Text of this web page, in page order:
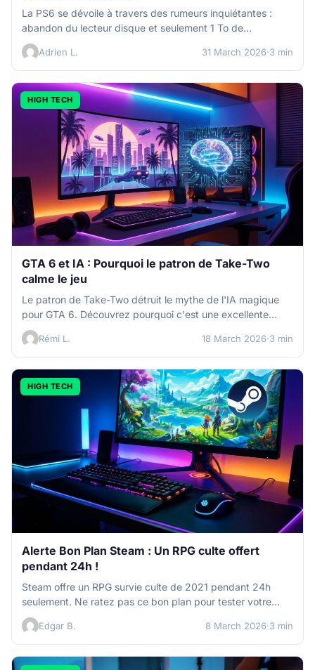
La PS6 se dévoile à travers des rumeurs inquiétantes :
abandon du lecteur disque et seulement 1 To de
stockage…
Adrien L. 31 March 2026·3 min
HIGH TECH
GTA 6 et IA : Pourquoi le patron de Take-Two
calme le jeu
Le patron de Take-Two détruit le mythe de l'IA magique
pour GTA 6. Découvrez pourquoi c'est une excellente
nouvelle pour…
Rémi L. 18 March 2026·3 min
HIGH TECH
Alerte Bon Plan Steam : Un RPG culte offert
pendant 24h !
Steam offre un RPG survie culte de 2021 pendant 24h
seulement. Ne ratez pas ce bon plan pour tester votre…
Edgar B. 8 March 2026·3 min